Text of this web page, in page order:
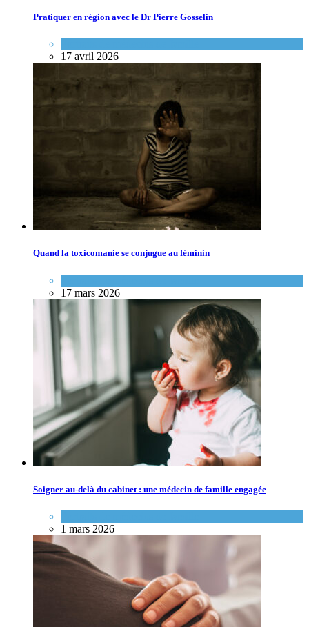
Pratiquer en région avec le Dr Pierre Gosselin
17 avril 2026
Quand la toxicomanie se conjugue au féminin
17 mars 2026
Soigner au-delà du cabinet : une médecin de famille engagée
1 mars 2026